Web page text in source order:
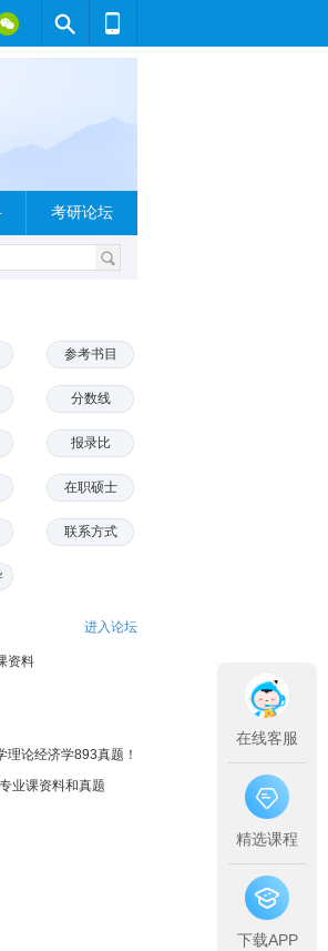
考研论坛
参考书目
分数线
报录比
在职硕士
联系方式
进入论坛
资料
理论经济学893真题！
业课资料和真题
在线客服
精选课程
下载APP